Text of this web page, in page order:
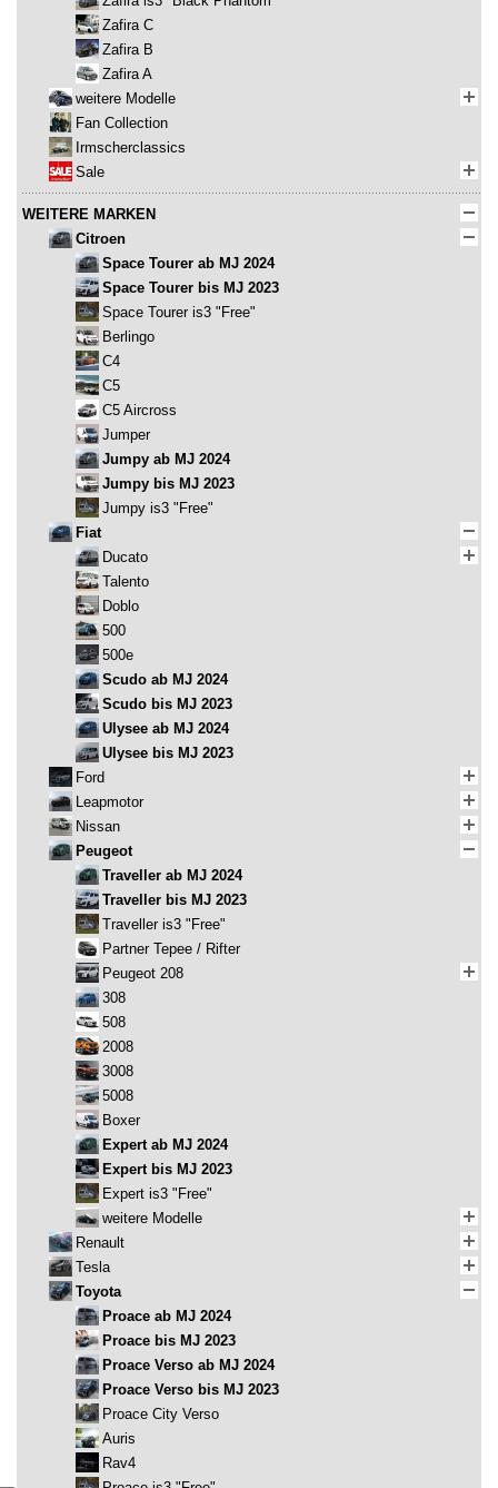
Zafira C
Zafira B
Zafira A
weitere Modelle
Fan Collection
Irmscherclassics
Sale
WEITERE MARKEN
Citroen
Space Tourer ab MJ 2024
Space Tourer bis MJ 2023
Space Tourer is3 "Free"
Berlingo
C4
C5
C5 Aircross
Jumper
Jumpy ab MJ 2024
Jumpy bis MJ 2023
Jumpy is3 "Free"
Fiat
Ducato
Talento
Doblo
500
500e
Scudo ab MJ 2024
Scudo bis MJ 2023
Ulysee ab MJ 2024
Ulysee bis MJ 2023
Ford
Leapmotor
Nissan
Peugeot
Traveller ab MJ 2024
Traveller bis MJ 2023
Traveller is3 "Free"
Partner Tepee / Rifter
Peugeot 208
308
508
2008
3008
5008
Boxer
Expert ab MJ 2024
Expert bis MJ 2023
Expert is3 "Free"
weitere Modelle
Renault
Tesla
Toyota
Proace ab MJ 2024
Proace bis MJ 2023
Proace Verso ab MJ 2024
Proace Verso bis MJ 2023
Proace City Verso
Auris
Rav4